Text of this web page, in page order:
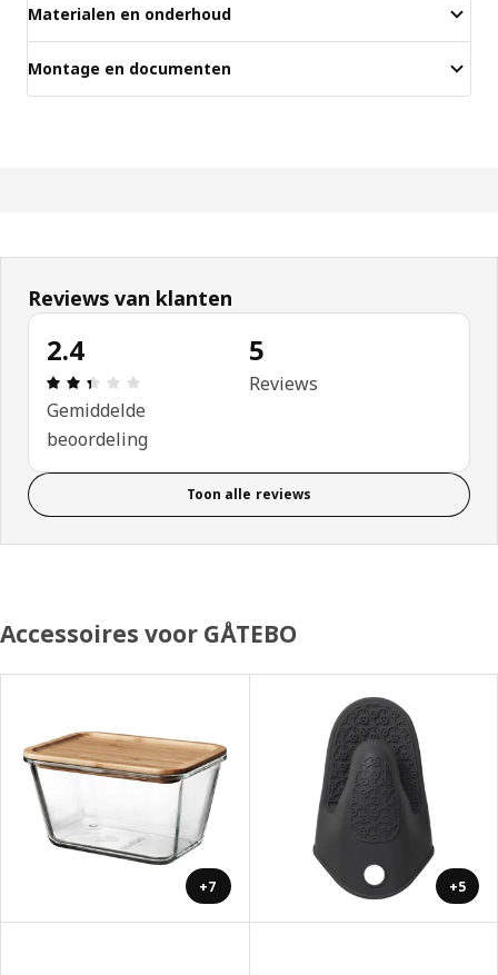
Materialen en onderhoud
Montage en documenten
Reviews van klanten
2.4
Review: 2.4 van 5 sterren. Totaal beoordelingen:
Gemiddelde
beoordeling
5
Reviews
Toon alle reviews
Accessoires voor GÅTEBO
+7 +5